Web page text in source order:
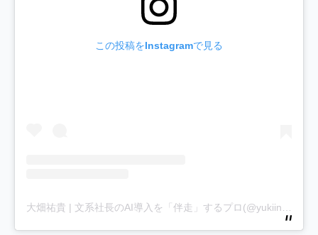
この投稿をInstagramで見る
大畑祐貴 | 文系社長のAI導入を「伴走」するプロ(@yukiinfinity1)がシェアした投稿